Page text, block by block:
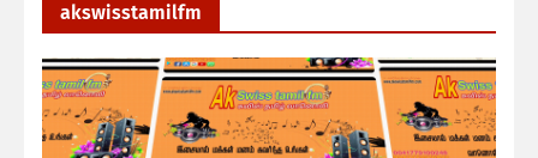
akswisstamilfm